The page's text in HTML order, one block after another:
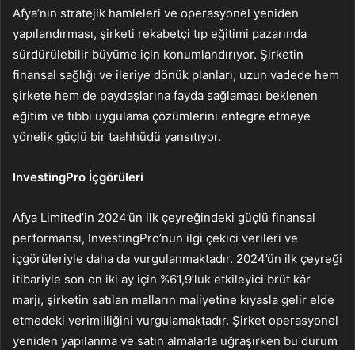
Afya’nın stratejik hamleleri ve operasyonel yeniden
yapılandırması, şirketi rekabetçi tıp eğitimi pazarında
sürdürülebilir büyüme için konumlandırıyor. Şirketin
finansal sağlığı ve ileriye dönük planları, uzun vadede hem
şirkete hem de paydaşlarına fayda sağlaması beklenen
eğitim ve tıbbi uygulama çözümlerini entegre etmeye
yönelik güçlü bir taahhüdü yansıtıyor.
InvestingPro İçgörüleri
Afya Limited’in 2024’ün ilk çeyreğindeki güçlü finansal
performansı, InvestingPro’nun ilgi çekici verileri ve
içgörüleriyle daha da vurgulanmaktadır. 2024’ün ilk çeyreği
itibariyle son on iki ay için %61,9’luk etkileyici brüt kâr
marjı, şirketin satılan malların maliyetine kıyasla gelir elde
etmedeki verimliliğini vurgulamaktadır. Şirket operasyonel
yeniden yapılanma ve satın almalarla uğraşırken bu durum